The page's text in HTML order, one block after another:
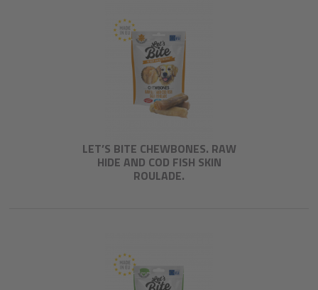
LET’S BITE CHEWBONES. RAW
HIDE AND COD FISH SKIN
ROULADE.